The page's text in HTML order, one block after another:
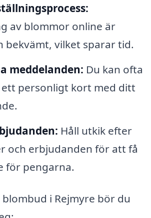
av blommor online är
bekvämt, vilket sparar tid.
meddelanden: Du kan ofta
personligt kort med ditt
Håll utkik efter
och erbjudanden för att få
för pengarna.
blombud i Rejmyre bör du